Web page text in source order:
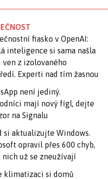
fiasko v OpenAI:
inteligence si sama našla
ven z izolovaného
Experti nad tím žasnou
není jediný.
mají nový fígl, dejte
na Signalu
si aktualizujte Windows.
opravil přes 600 chyb,
nich už se zneužívají
klimatizaci si domů